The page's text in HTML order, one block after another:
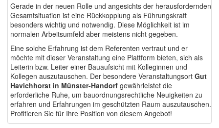
Gerade in der neuen Rolle und angesichts der herausfordernden
Gesamtsituation ist eine Rückkopplung als Führungskraft
besonders wichtig und notwendig. Diese Möglichkeit ist im
normalen Arbeitsumfeld aber meistens nicht gegeben.
Eine solche Erfahrung ist dem Referenten vertraut und er
möchte mit dieser Veranstaltung eine Plattform bieten, sich als
Leiterin bzw. Leiter einer Bauaufsicht mit Kolleginnen und
Kollegen auszutauschen. Der besondere Veranstaltungsort Gut
Havichhorst in Münster-Handorf gewährleistet die
erforderliche Ruhe, um bauordnungsrechtliche Neuigkeiten zu
erfahren und Erfahrungen im geschützten Raum auszutauschen.
Profitieren Sie für Ihre Position von diesem Angebot!